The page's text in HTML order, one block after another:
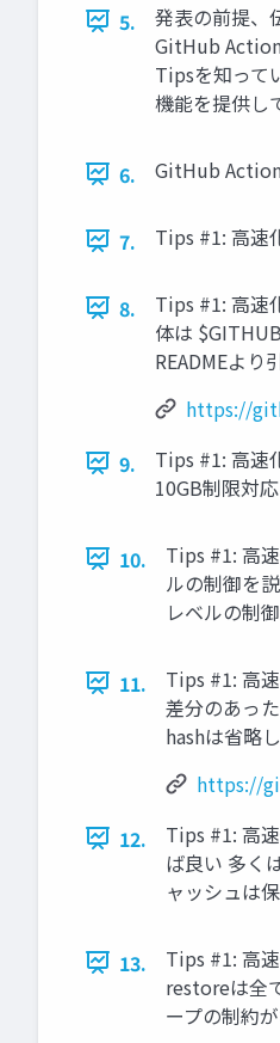
5.
発表の前提、
GitHub
Tipsを知って
機能を提供
6. GitHub
7. Tips #1: 高速
8.
Tips #1: 高速
体は
READMEよ
https://
9.
Tips #1: 高速
10GB制限対
10.
Tips #1: 高
ルの制御を
レベルの制
11.
Tips #1: 高
差分のあっ
hashは省略
https://
12.
Tips #1: 高
ば良い 多く
ャッシュは
13.
Tips #1: 高
restoreは全
ープの制約